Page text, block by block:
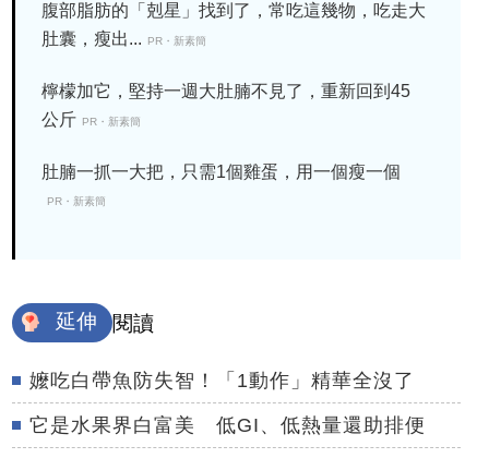
腹部脂肪的「剋星」找到了，常吃這幾物，吃走大
肚囊，瘦出...
PR・新素簡
檸檬加它，堅持一週大肚腩不見了，重新回到45
公斤
PR・新素簡
肚腩一抓一大把，只需1個雞蛋，用一個瘦一個
PR・新素簡
延伸 閱讀
嬤吃白帶魚防失智！「1動作」精華全沒了
它是水果界白富美 低GI、低熱量還助排便